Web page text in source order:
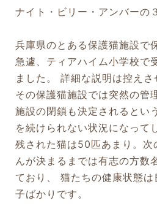
ナイト・ビリー・アンバーの
兵庫県のとある保護猫施設で
急遽、ティアハイム小学校で
ました。 詳細な説明は控えさ
その保護猫施設では突然の管
施設の閉鎖も決定されるとい
を続けられない状況になって
残された猫は50匹あまり。次
んが決まるまでは有志の方数
ており、 猫たちの健康状態
子ばかりです。